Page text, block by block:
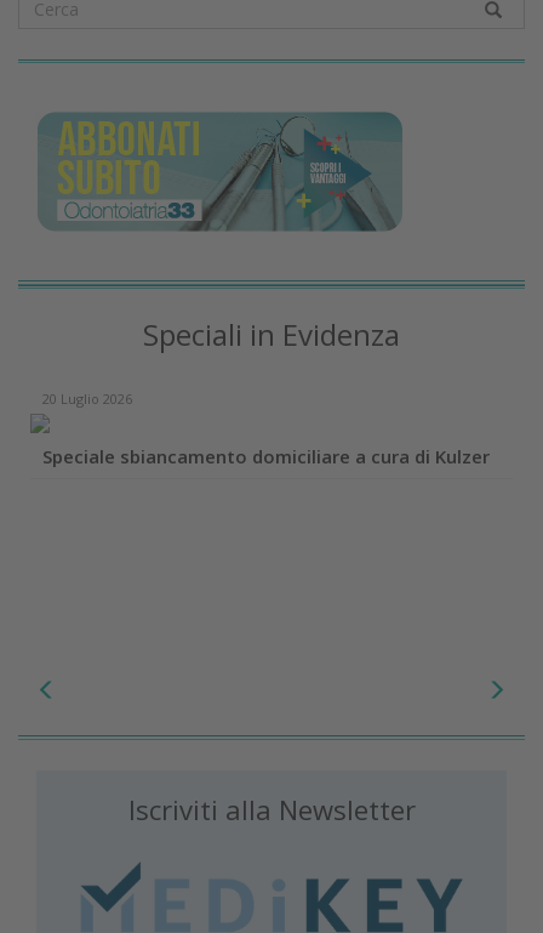
Speciali in Evidenza
20 Luglio 2026
Speciale sbiancamento domiciliare a cura di Kulzer
Iscriviti alla Newsletter